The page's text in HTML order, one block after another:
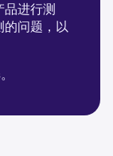
品进行测
的问题，以
。